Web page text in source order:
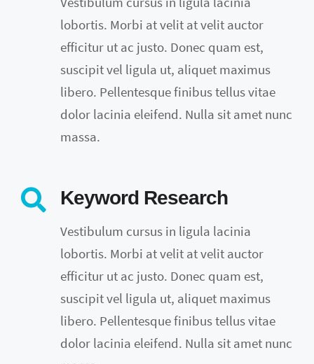
lobortis. Morbi at velit at velit auctor
efficitur ut ac justo. Donec quam est,
suscipit vel ligula ut, aliquet maximus
libero. Pellentesque finibus tellus vitae
dolor lacinia eleifend. Nulla sit amet nunc
massa.
Keyword Research
Vestibulum cursus in ligula lacinia
lobortis. Morbi at velit at velit auctor
efficitur ut ac justo. Donec quam est,
suscipit vel ligula ut, aliquet maximus
libero. Pellentesque finibus tellus vitae
dolor lacinia eleifend. Nulla sit amet nunc